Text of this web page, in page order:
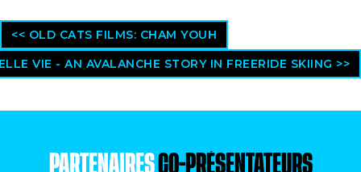
<< OLD CATS FILMS: CHAM YOUH
VIE - AN AVALANCHE STORY IN FREERIDE SKIING >>
PARTENAIRESCO-PRÉSENTATEURS